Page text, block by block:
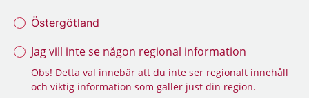
Östergötland
Jag vill inte se någon regional information
Obs! Detta val innebär att du inte ser regionalt innehåll
och viktig information som gäller just din region.